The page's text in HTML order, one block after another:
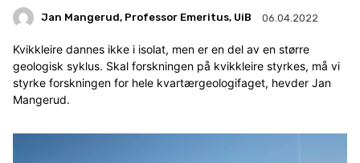
Jan Mangerud, Professor Emeritus, UiB 06.04.2022
Kvikkleire dannes ikke i isolat, men er en del av en større
geologisk syklus. Skal forskningen på kvikkleire styrkes, må vi
styrke forskningen for hele kvartærgeologifaget, hevder Jan
Mangerud.